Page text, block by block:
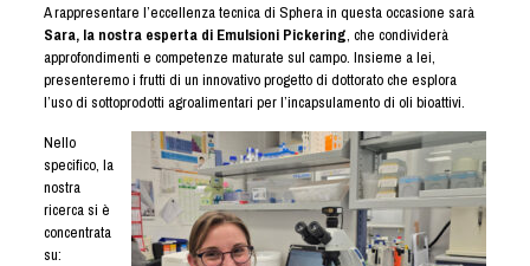
A rappresentare l’eccellenza tecnica di Sphera in questa occasione sarà
Sara, la nostra esperta di Emulsioni Pickering, che condividerà
approfondimenti e competenze maturate sul campo. Insieme a lei,
presenteremo i frutti di un innovativo progetto di dottorato che esplora
l’uso di sottoprodotti agroalimentari per l’incapsulamento di oli bioattivi.
Nello
specifico, la
nostra
ricerca si è
concentrata
su: